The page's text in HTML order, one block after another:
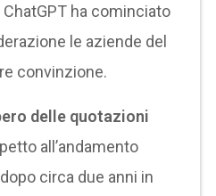
ChatGPT ha cominciato
le aziende del
convinzione.
delle quotazioni
all’andamento
circa due anni in